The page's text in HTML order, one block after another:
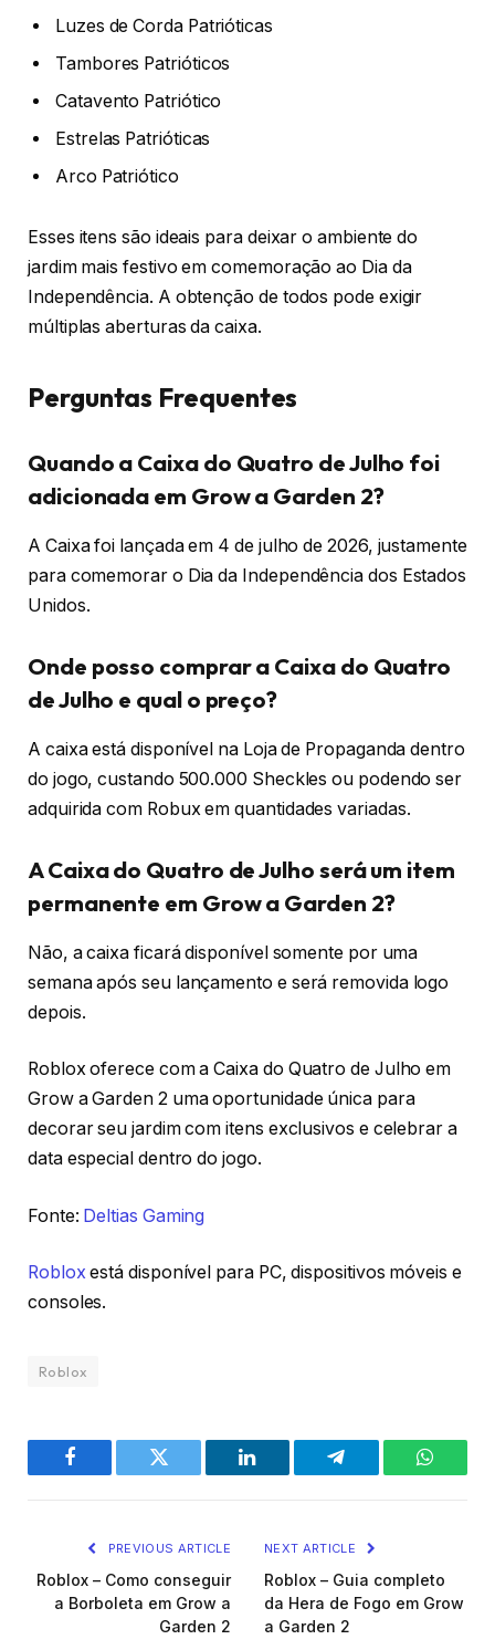
Luzes de Corda Patrióticas
Tambores Patrióticos
Catavento Patriótico
Estrelas Patrióticas
Arco Patriótico
Esses itens são ideais para deixar o ambiente do
jardim mais festivo em comemoração ao Dia da
Independência. A obtenção de todos pode exigir
múltiplas aberturas da caixa.
Perguntas Frequentes
Quando a Caixa do Quatro de Julho foi
adicionada em Grow a Garden 2?
A Caixa foi lançada em 4 de julho de 2026, justamente
para comemorar o Dia da Independência dos Estados
Unidos.
Onde posso comprar a Caixa do Quatro
de Julho e qual o preço?
A caixa está disponível na Loja de Propaganda dentro
do jogo, custando 500.000 Sheckles ou podendo ser
adquirida com Robux em quantidades variadas.
A Caixa do Quatro de Julho será um item
permanente em Grow a Garden 2?
Não, a caixa ficará disponível somente por uma
semana após seu lançamento e será removida logo
depois.
Roblox oferece com a Caixa do Quatro de Julho em
Grow a Garden 2 uma oportunidade única para
decorar seu jardim com itens exclusivos e celebrar a
data especial dentro do jogo.
Fonte: Deltias Gaming
Robloxestá disponível para PC, dispositivos móveis e
consoles.
Roblox
Facebook Twitter LinkedIn Telegram
PREVIOUS ARTICLE
Roblox – Como conseguir
a Borboleta em Grow a
Garden 2
NEXT ARTICLE
Roblox – Guia completo
da Hera de Fogo em Grow
a Garden 2